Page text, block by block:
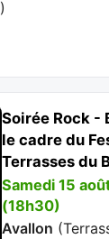
)
Soirée Rock -
le cadre du
Terrasses du
Samedi 15
(18h30)
Avallon (